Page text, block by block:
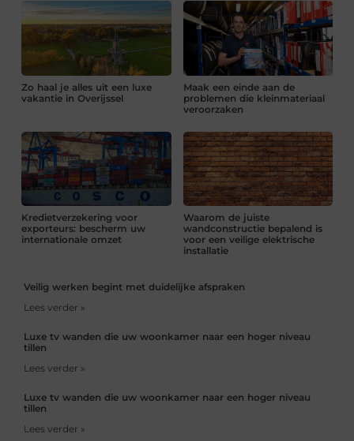
Zo haal je alles uit een luxe
vakantie in Overijssel
Maak een einde aan de
problemen die kleinmateriaal
veroorzaken
Kredietverzekering voor
exporteurs: bescherm uw
internationale omzet
Waarom de juiste
wandconstructie bepalend is
voor een veilige elektrische
installatie
Veilig werken begint met duidelijke afspraken
Lees verder »
Luxe tv wanden die uw woonkamer naar een hoger niveau
tillen
Lees verder »
Luxe tv wanden die uw woonkamer naar een hoger niveau
tillen
Lees verder »